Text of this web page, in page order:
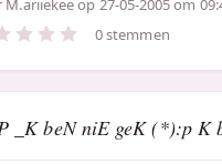
M.ariiekeeop 27-05-2005 om
0 stemmen
_K beN niE geK (*):p K